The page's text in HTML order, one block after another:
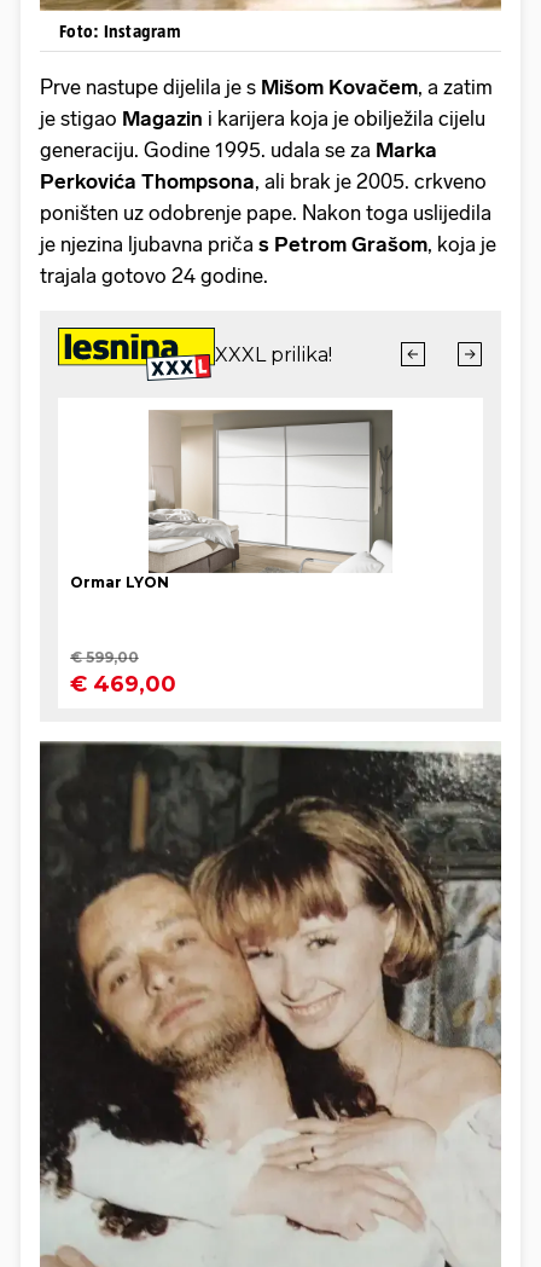
Foto: Instagram
Prve nastupe dijelila je s Mišom Kovačem, a zatim
je stigao Magazin i karijera koja je obilježila cijelu
generaciju. Godine 1995. udala se za Marka
Perkovića Thompsona, ali brak je 2005. crkveno
poništen uz odobrenje pape. Nakon toga uslijedila
je njezina ljubavna priča s Petrom Grašom, koja je
trajala gotovo 24 godine.